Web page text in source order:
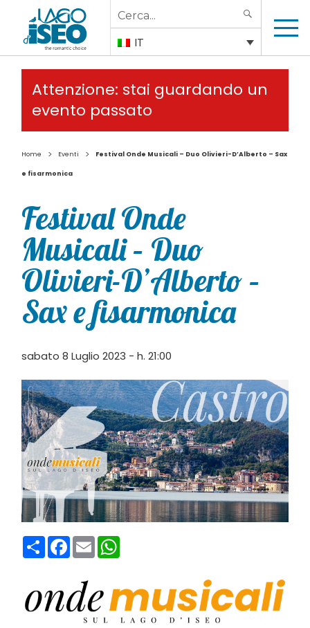
Search
for:
IT
Attenzione: stai guardando un
evento passato
Home > Eventi > Festival Onde Musicali – Duo Olivieri-D’Alberto – Sax
e fisarmonica
Festival Onde
Musicali – Duo
Olivieri-D’Alberto –
Sax e fisarmonica
sabato 8 Luglio 2023 - h. 21:00
CondividiFacebook
Email